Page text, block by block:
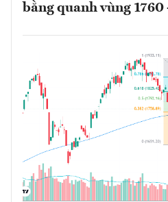
bằng quanh vùng 1760